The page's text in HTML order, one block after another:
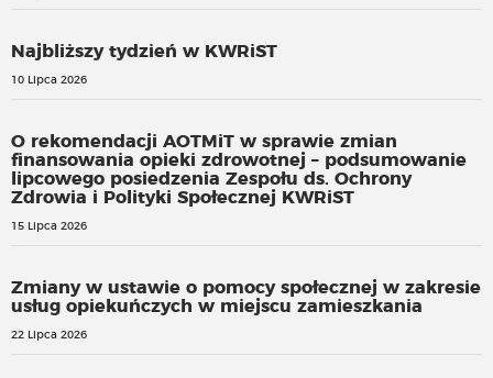
Najbliższy tydzień w KWRiST
10 Lipca 2026
O rekomendacji AOTMiT w sprawie zmian
finansowania opieki zdrowotnej – podsumowanie
lipcowego posiedzenia Zespołu ds. Ochrony
Zdrowia i Polityki Społecznej KWRiST
15 Lipca 2026
Zmiany w ustawie o pomocy społecznej w zakresie
usług opiekuńczych w miejscu zamieszkania
22 Lipca 2026